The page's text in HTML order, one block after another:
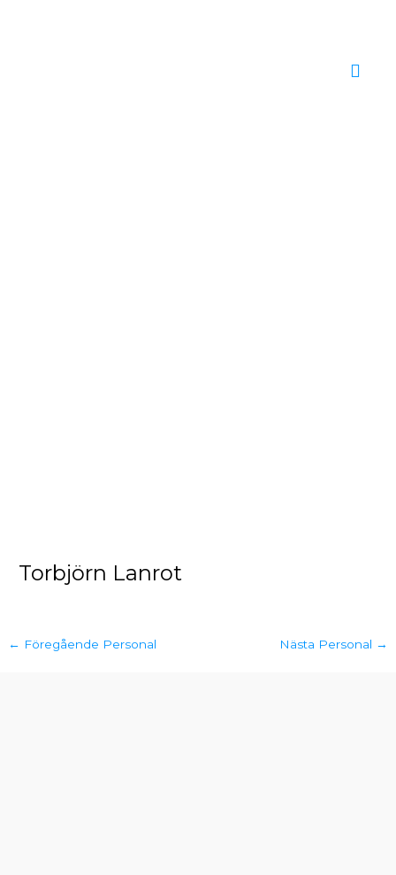
Torbjörn Lanrot
← Föregående Personal Nästa Personal →